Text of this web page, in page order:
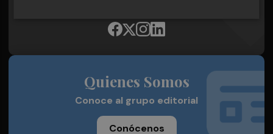
Quienes Somos
Conoce al grupo editorial
Conócenos